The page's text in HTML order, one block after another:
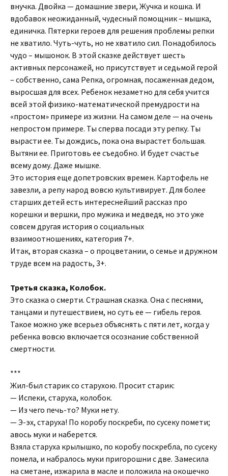
внучка. Двойка — домашние звери, Жучка и кошка. И
вдобавок неожиданный, чудесный помощник – мышка,
единичка. Пятерки героев для решения проблемы репки
не хватило. Чуть-чуть, но не хватило сил. Понадобилось
чудо – мышонок. В этой сказке действует шесть
активных персонажей, но присутствует и седьмой герой
– собственно, сама Репка, огромная, посаженная дедом,
выросшая для всех. Ребенок незаметно для себя учится
всей этой физико-математической премудрости на
«простом» примере из жизни. На самом деле — на очень
непростом примере. Ты сперва посади эту репку. Ты
вырасти ее. Ты дождись, пока она вырастет большая.
Вытяни ее. Приготовь ее съедобно. И будет счастье
всему дому. Даже мышке.
Это история еще допетровских времен. Картофель не
завезли, а репу народ вовсю культивирует. Для более
старших детей есть интереснейший рассказ про
корешки и вершки, про мужика и медведя, но это уже
совсем другая история о социальных
взаимоотношениях, категория 7+.
Итак, вторая сказка – о процветании, о семье и дружном
труде всем на радость, 3+.
Третья сказка, Колобок.
Это сказка о смерти. Страшная сказка. Она с песнями,
танцами и путешествием, но суть ее — гибель героя.
Такое можно уже всерьез объяснять с пяти лет, когда у
ребенка вовсю включается осознание собственной
смертности.
***
Жил-был старик со старухою. Просит старик:
— Испеки, старуха, колобок.
— Из чего печь-то? Муки нету.
— Э-эх, старуха! По коробу поскреби, по сусеку помети;
авось муки и наберется.
Взяла старуха крылышко, по коробу поскребла, по сусеку
помела, и набралось муки пригорошни с две. Замесила
на сметане, изжарила в масле и положила на окошечко